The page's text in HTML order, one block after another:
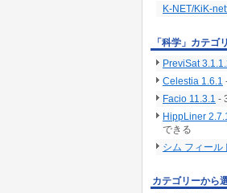
K-NET/KiK-
「科学」カテゴ
PreviSat
Celestia 1.6.1
Facio 11.3.1 -
HippLiner
できる
シム フィール
カテゴリーから